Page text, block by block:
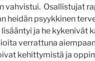
vahvistui. Osallistujat
heidän psyykkinen
ja he kykenivät
verrattuna
kehittymistä ja